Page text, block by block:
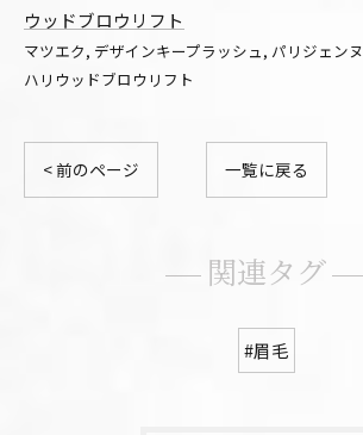
ウッドブロウリフト
マツエク デザインキープラッシュ パリジェンヌ
ハリウッドブロウリフト
< 前のページ 一覧に戻る
関連タグ
#眉毛